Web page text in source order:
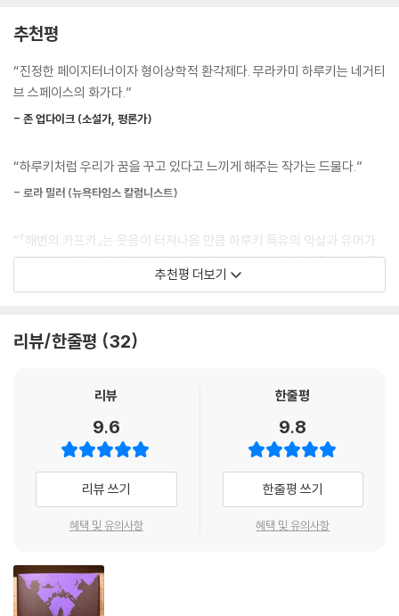
바꿔 말하면 넌 영원히 너 자신의 도서관 속에서 살아가게 되는 거야.”
비중이 있는 시간이 많은 의미를 지녔던 옛날의 꿈처럼 너에게 덮쳐온다.
너는 그 시간에서 벗어나려고 계속 이동한다. 설사 세계의 맨 끝까지 간다
렇다 하더라도, 너는 역시 세계의 맨 끝까지 가지 않을 수 없다. 세계의 끝
집을 나온다. 아버지를 죽이고 누나, 어머니와 육체관계를 맺게 될 것이라
는 예언으로부터 도망치기 위해서. 한 번도 가본 적 없는 시코쿠로 향하는
여정에서 카프카는 어릴 적 어머니와 함께 집을 떠난 누나 또래 여성 사쿠
드러운 미소를 띤 오시마와 우아하고 아름다운 관장 사에키가 있다. 나이
으로 운동을 하던 평화로운 일상은 집을 떠나온 지 8일째 되던 새벽, 무너
지게 된다. 의식을 잃고 피투성이가 된 채 깨어난 카프카는 그로부터 얼마
않는 그날 밤 옷에 묻어 있던 피가 아버지의 것임을 의심한다. 모래 폭풍처
럼 휘몰아치는 저주와도 같은 예언이 소년을 조금씩 짓눌러온다.
소설의 주인공 다무라 카프카는 현실과 환상 사이를 오가며 복합적인 형태
성을 주요 인물로 설정해 이야기를 써왔던 무라카미 하루키는 『해변의 카
로 까마귀를 뜻하는 단어 카프카를 자신의 새 이름으로 정한 주인공은 까
마귀처럼 무리에서 떨어져 혼자 살아갈 수밖에 없지만 그만큼 강한 몸과
마음으로 삶을 마주하고 있다. 소설의 중간마다 독백 형태로 등장하는 ‘까
마귀라고 불리는 소년’은 그의 조력자이자 내면의 목소리를 들려주는 또
소년과 노인을 중심축으로 시공간을 교차하며 서술되는 정신분석학적 매
상상력을 자극하는 문장과 세밀한 내면 묘사로 막힘없이 전개되는 서사에
동서양의 고전과 그리스 비극을 원형으로 한 메타포가 깊이를 더한다. 저
추천평
“진정한 페이지터너이자 형이상학적 환각제다. 무라카미 하루키는 네거티
브 스페이스의 화가다.”
- 존 업다이크 (소설가, 평론가)
“하루키처럼 우리가 꿈을 꾸고 있다고 느끼게 해주는 작가는 드물다.”
- 로라 밀러 (뉴욕타임스 칼럼니스트)
“『해변의 카프카』는 웃음이 터져나올 만큼 하루키 특유의 익살과 유머가
깔려 있어 재미있다. 때론 이 세상의 것이라고는 믿어지지 않을 만큼 아름
답고, 오이같이 쿨하고, 카프카처럼 신비스런 분위기에 싸여 있다. 한번 읽
- 누마노 미쓰요시 (도쿄대 교수)
“이 소설은 15세 소년의 눈을 통해서 세상이 공허함과 부조리로 가득 차
있지만 한편으로는 살 만한 가치와 보람이 있음을 주제로, 현대인 전체의
문제를 읽을 수 있다. 산다는 것에 대한 의미를 확인하는, 현대인 누구나가
- 가와이 하야오 (일본 문화청 장관)
서의 ‘민중의 발견’을 연상케 한 거작이다.”
- 가토 노리히로 (문학평론가)
추천평 더보기
리뷰/한줄평 32
리뷰
9.6
리뷰 쓰기
혜택 및 유의사항
한줄평
9.8
한줄평 쓰기
혜택 및 유의사항